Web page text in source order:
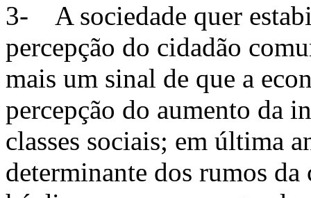
3- A sociedade quer
percepção do cidadão
mais um sinal de que a
percepção do aumento da
classes sociais; em última
determinante dos rumos